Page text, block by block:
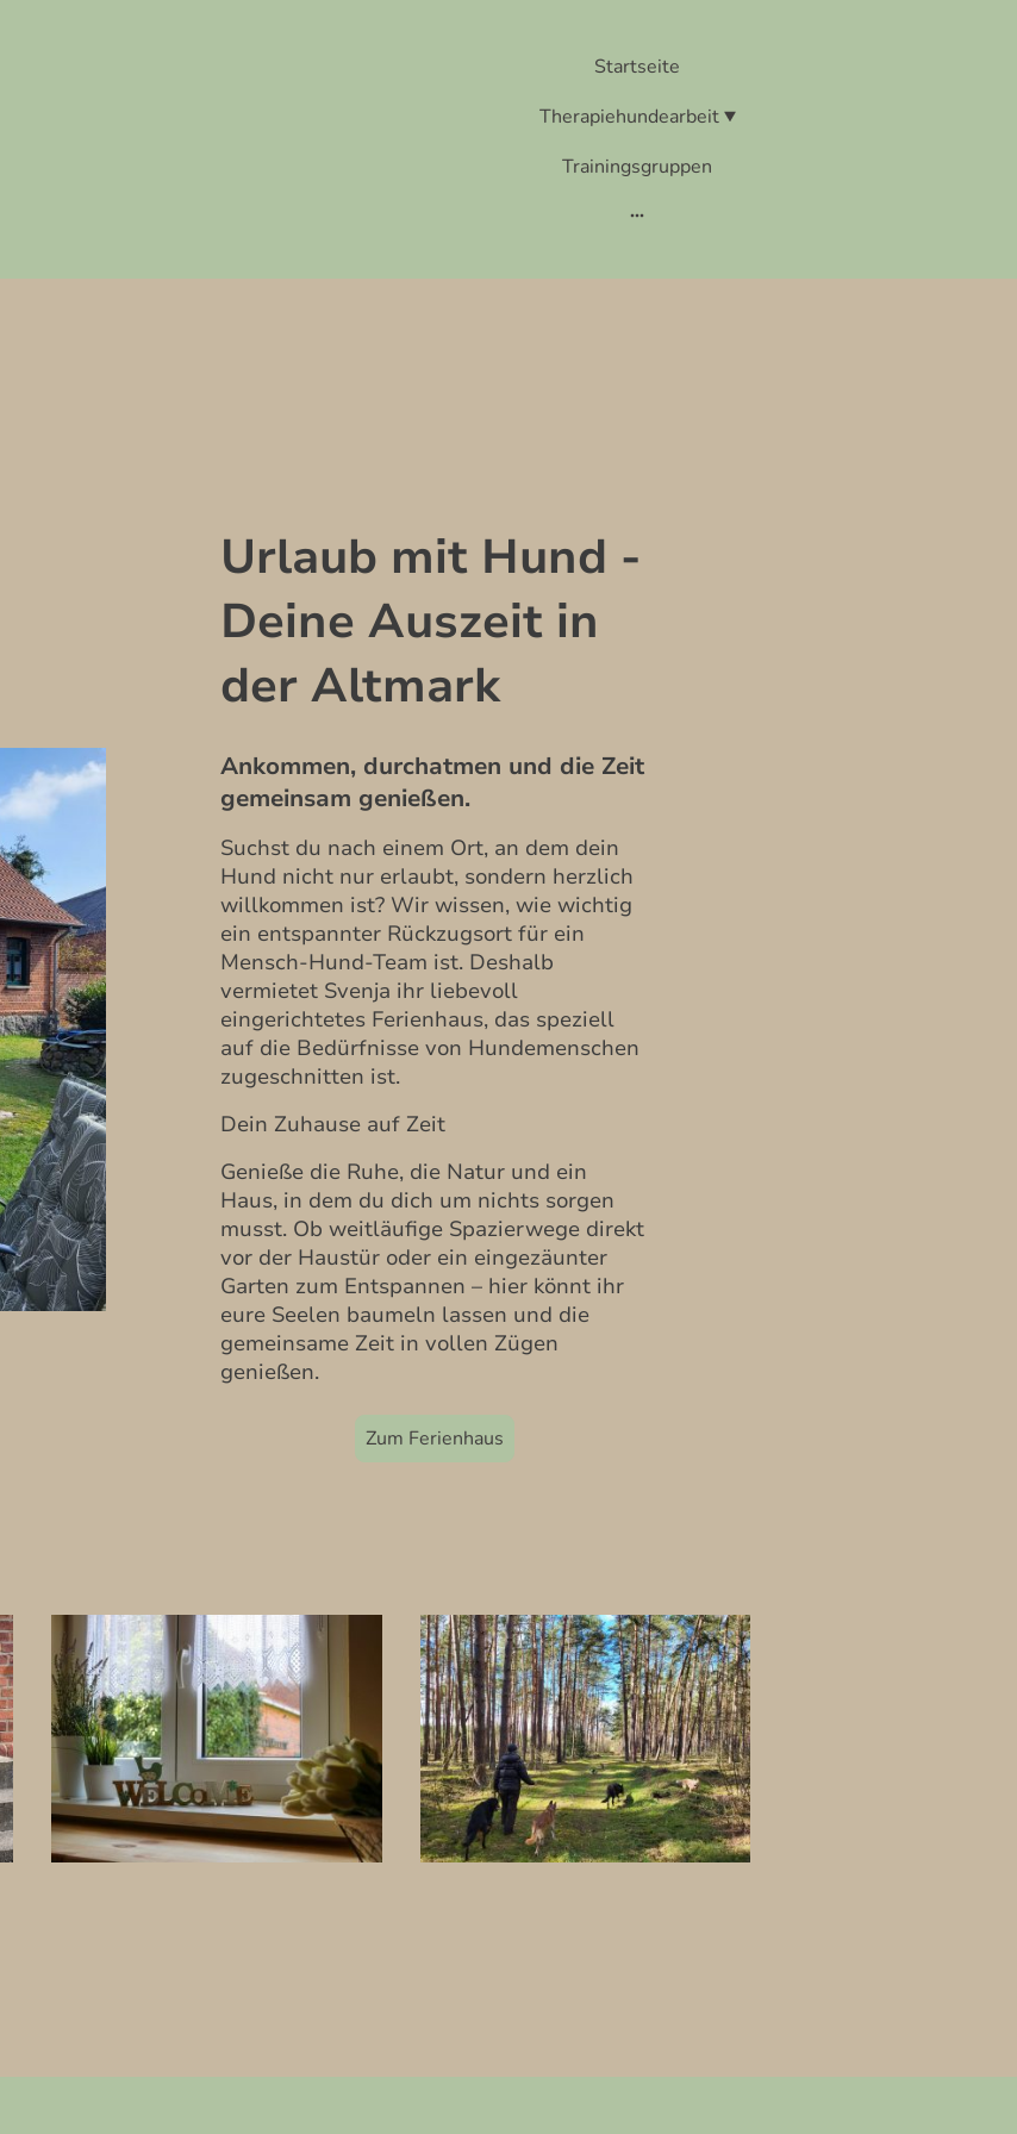
Startseite
Therapiehundearbeit
Trainingsgruppen
Urlaub mit Hund -
Deine Auszeit in
der Altmark
Ankommen, durchatmen und die Zeit
gemeinsam genießen.
Suchst du nach einem Ort, an dem dein
Hund nicht nur erlaubt, sondern herzlich
willkommen ist? Wir wissen, wie wichtig
ein entspannter Rückzugsort für ein
Mensch-Hund-Team ist. Deshalb
vermietet Svenja ihr liebevoll
eingerichtetes Ferienhaus, das speziell
auf die Bedürfnisse von Hundemenschen
zugeschnitten ist.
​Dein Zuhause auf Zeit
​Genieße die Ruhe, die Natur und ein
Haus, in dem du dich um nichts sorgen
musst. Ob weitläufige Spazierwege direkt
vor der Haustür oder ein eingezäunter
Garten zum Entspannen – hier könnt ihr
eure Seelen baumeln lassen und die
gemeinsame Zeit in vollen Zügen
genießen.
Zum Ferienhaus